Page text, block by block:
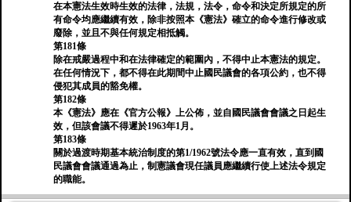
在本憲法生效時生效的法律，法規，法令，命令和決定所規定的所
有命令均應繼續有效，除非按照本《憲法》確立的命令進行修改或
廢除，並且不與任何規定相抵觸。
第181條
除在戒嚴過程中和在法律確定的範圍內，不得中止本憲法的規定。
在任何情況下，都不得在此期間中止國民議會的各項公約，也不得
侵犯其成員的豁免權。
第182條
本《憲法》應在《官方公報》上公佈，並自國民議會會議之日起生
效，但該會議不得遲於1963年1月。
第183條
關於過渡時期基本統治制度的第1/1962號法令應一直有效，直到國
民議會會議通過為止，制憲議會現任議員應繼續行使上述法令規定
的職能。